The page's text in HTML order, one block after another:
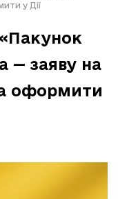
у Дії
— заяву на
оформити